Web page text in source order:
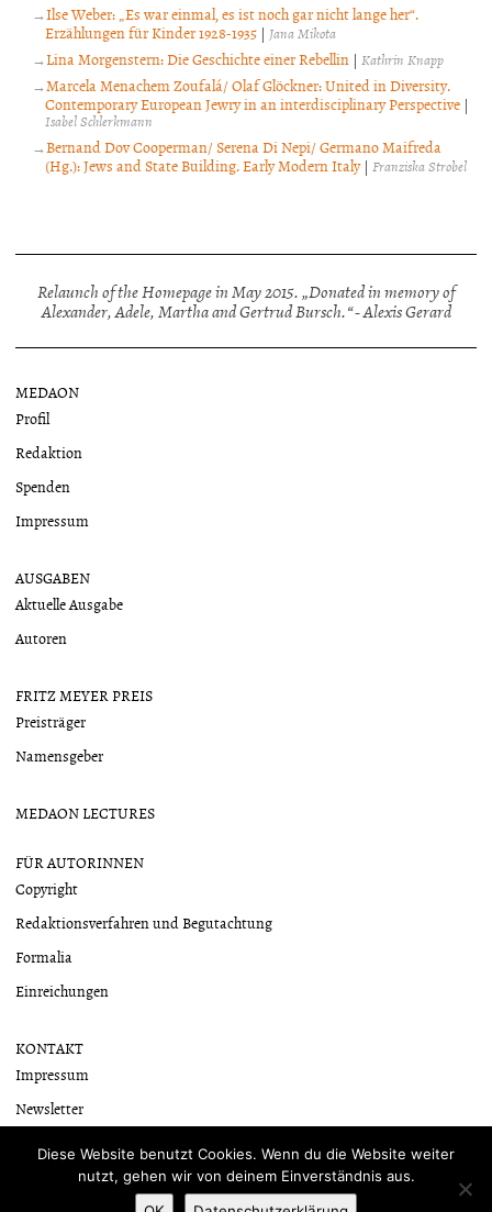
Ilse Weber: „Es war einmal, es ist noch gar nicht lange her“.
Erzählungen für Kinder 1928-1935 | Jana Mikota
Lina Morgenstern: Die Geschichte einer Rebellin |Kathrin Knapp
Marcela Menachem Zoufalá/ Olaf Glöckner: United in Diversity.
Contemporary European Jewry in an interdisciplinary Perspective |
Isabel Schlerkmann
Bernand Dov Cooperman/ Serena Di Nepi/ Germano Maifreda
(Hg.): Jews and State Building. Early Modern Italy| Franziska Strobel
Relaunch of the Homepage in May 2015. „Donated in memory of
Alexander, Adele, Martha and Gertrud Bursch.“ - Alexis Gerard
MEDAON
Profil
Redaktion
Spenden
Impressum
AUSGABEN
Aktuelle Ausgabe
Autoren
FRITZ MEYER PREIS
Preisträger
Namensgeber
MEDAON LECTURES
FÜR AUTORINNEN
Copyright
Redaktionsverfahren und Begutachtung
Formalia
Einreichungen
KONTAKT
Impressum
Newsletter
Diese Website benutzt Cookies. Wenn du die Website weiter
nutzt, gehen wir von deinem Einverständnis aus.